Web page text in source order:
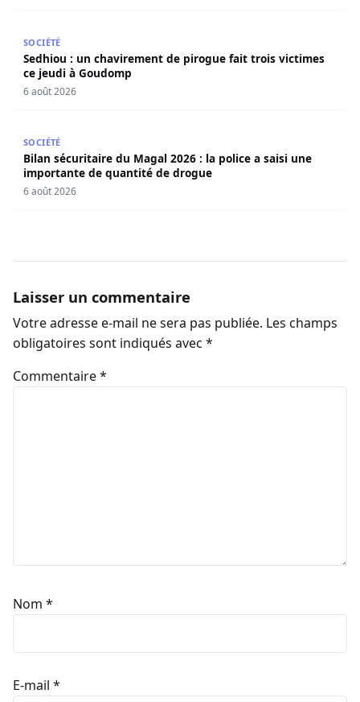
SOCIÉTÉ
Sedhiou : un chavirement de pirogue fait trois victimes
ce jeudi à Goudomp
6 août 2026
SOCIÉTÉ
Bilan sécuritaire du Magal 2026 : la police a saisi une
importante de quantité de drogue
6 août 2026
Laisser un commentaire
Votre adresse e-mail ne sera pas publiée. Les champs
obligatoires sont indiqués avec *
Commentaire*
Nom *
E-mail *